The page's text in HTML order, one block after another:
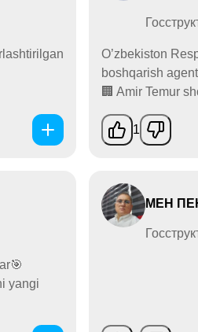
O’zbekiston
boshqarish
🏢 Amir Temur
1
yangi
МЕН